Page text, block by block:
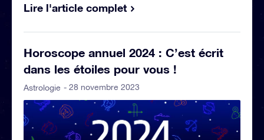
Lire l'article complet
Horoscope annuel 2024 : C’est écrit
dans les étoiles pour vous !
Astrologie - 28 novembre 2023